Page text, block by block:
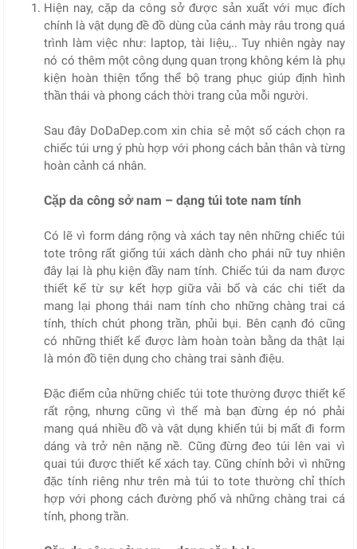
Hiện nay, cặp da công sở được sản xuất với mục đích
chính là vật dụng đề đồ dùng của cánh mày râu trong quá
trình làm việc như: laptop, tài liệu,.. Tuy nhiên ngày nay
nó có thêm một công dụng quan trọng không kém là phụ
kiện hoàn thiện tổng thể bộ trang phục giúp định hình
thần thái và phong cách thời trang của mỗi người.
Sau đây DoDaDep.com xin chia sẻ một số cách chọn ra
chiếc túi ưng ý phù hợp với phong cách bản thân và từng
hoàn cảnh cá nhân.
Cặp da công sở nam – dạng túi tote nam tính
Có lẽ vì form dáng rộng và xách tay nên những chiếc túi
tote trông rất giống túi xách dành cho phái nữ tuy nhiên
đây lại là phụ kiện đầy nam tính. Chiếc túi da nam được
thiết kế từ sự kết hợp giữa vải bố và các chi tiết da
mang lại phong thái nam tính cho những chàng trai cá
tính, thích chút phong trần, phủi bụi. Bên cạnh đó cũng
có những thiết kế được làm hoàn toàn bằng da thật lại
là món đồ tiện dụng cho chàng trai sành điệu.
Đặc điểm của những chiếc túi tote thường được thiết kế
rất rộng, nhưng cũng vì thế mà bạn đừng ép nó phải
mang quá nhiều đồ và vật dụng khiến túi bị mất đi form
dáng và trở nên nặng nề. Cũng đừng đeo túi lên vai vì
quai túi được thiết kế xách tay. Cũng chính bởi vì những
đặc tính riêng như trên mà túi to tote thường chỉ thích
hợp với phong cách đường phố và những chàng trai cá
tính, phong trần.